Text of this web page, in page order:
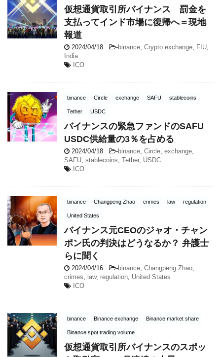
仮想通貨取引所バイナンス 罰金を
支払ってインド市場に復帰へ＝現地
報道
2024/04/18 -binance Crypto exchange FIU
India
ICO
binance Circle exchange SAFU stablecoins
Tether USDC
バイナンスの緊急ファンドのSAFU
USDC供給量の3％を占める
2024/04/18 -binance Circle exchange
SAFU stablecoins Tether, USDC
ICO
binance Changpeng Zhao crimes law regulation
United States
バイナンス元CEOのジャオ・チャン
ポン氏の判決はどうなるか？ 弁護士
らに聞く
2024/04/16 -binance Changpeng Zhao
crimes
law, regulation United States
ICO
binance Binance exchange Binance market share
Binance spot trading volume
仮想通貨取引所バイナンスのスポッ